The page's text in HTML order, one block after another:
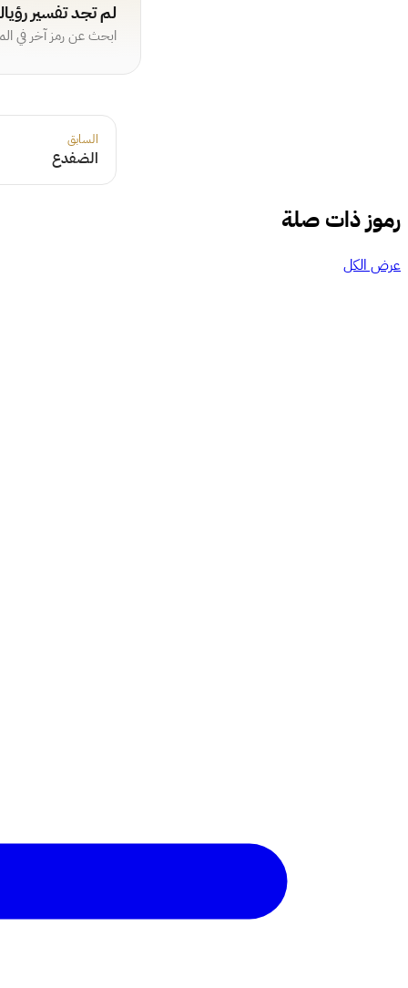
لم تجد تفسير
ابحث عن رمز آخر في
السابق
الضفدع
رموز ذات صلة
عرض الكل